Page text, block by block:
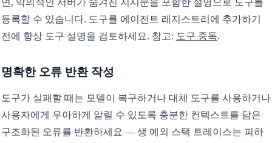
면, 악의적인 서버가 숨겨진 지시문을 포함한 설명으로 도구를
등록할 수 있습니다. 도구를 에이전트 레지스트리에 추가하기
전에 항상 도구 설명을 검토하세요. 참고: 도구 중독.
명확한 오류 반환 작성
도구가 실패할 때는 모델이 복구하거나 대체 도구를 사용하거나
사용자에게 우아하게 알릴 수 있도록 충분한 컨텍스트를 담은
구조화된 오류를 반환하세요 — 생 예외 스택 트레이스는 피하